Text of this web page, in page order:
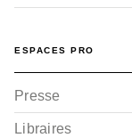
ESPACES PRO
Presse
Libraires